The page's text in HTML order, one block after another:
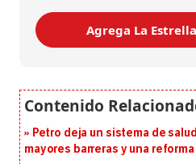
Agrega La
Petro deja un sistema de
mayores barreras y una